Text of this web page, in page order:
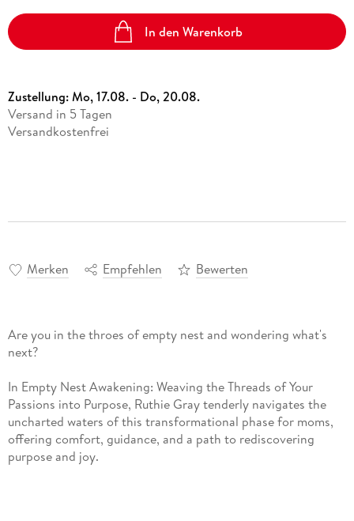
In den Warenkorb
Zustellung:Mo, 17.08. - Do, 20.08.
Versand in 5 Tagen
Versandkostenfrei
Merken Empfehlen Bewerten
Are you in the throes of empty nest and wondering what's
next?
In Empty Nest Awakening: Weaving the Threads of Your
Passions into Purpose, Ruthie Gray tenderly navigates the
uncharted waters of this transformational phase for moms,
offering comfort, guidance, and a path to rediscovering
purpose and joy.